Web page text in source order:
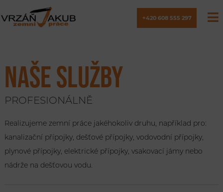
+420 608 555 297
NAŠE SLUŽBY
PROFESIONÁLNĚ
Realizujeme zemní práce jakéhokoliv druhu, například pro:
kanalizační přípojky, dešťové přípojky, vodovodní přípojky,
plynové přípojky, elektrické přípojky, vsakovací jámy nebo
nádrže na dešťovou vodu.